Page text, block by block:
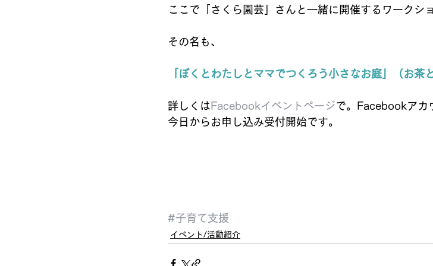
ここで「さくら園芸」さんと一緒に開催するワークシ
その名も、
「ぼくとわたしとママでつくろう小さなお庭」（お茶
詳しくは Facebookイベントページで。Facebookアカ
今日からお申し込み受付開始です。
#子育て支援
イベント/活動紹介